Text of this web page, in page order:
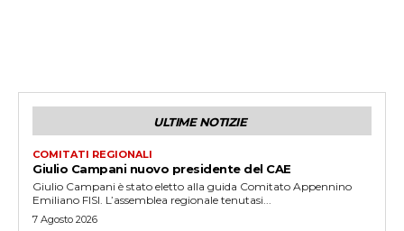
ULTIME NOTIZIE
COMITATI REGIONALI
Giulio Campani nuovo presidente del CAE
Giulio Campani è stato eletto alla guida Comitato Appennino
Emiliano FISI. L’assemblea regionale tenutasi...
7 Agosto 2026